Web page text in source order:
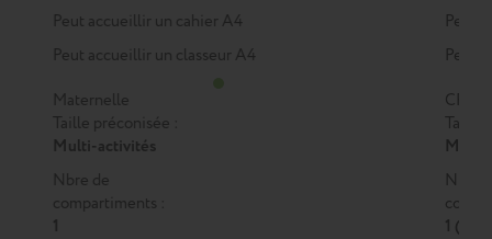
Peut accueillir un cahier A4
Peut accueillir un classeur A4
Peut
Peut
Maternelle
Taille préconisée :
Multi-activités
Nbre de
compartiments :
1
CP
Taille
M
Nbre
1 (M)